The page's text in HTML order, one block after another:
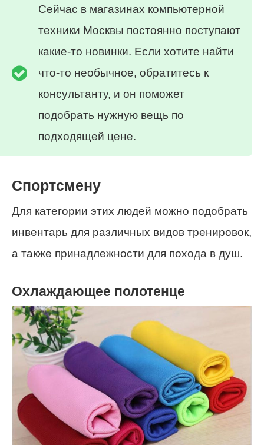
Сейчас в магазинах компьютерной
техники Москвы постоянно поступают
какие-то новинки. Если хотите найти
что-то необычное, обратитесь к
консультанту, и он поможет
подобрать нужную вещь по
подходящей цене.
Спортсмену
Для категории этих людей можно подобрать
инвентарь для различных видов тренировок,
а также принадлежности для похода в душ.
Охлаждающее полотенце